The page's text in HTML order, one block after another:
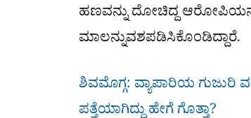
ಹಣವನ್ನು ದೋಚಿದ್ದ
ಮಾಲನ್ನುವಶಪಡಿಸಿಕೊಂಡಿದ್ದಾರೆ.
ಶಿವಮೊಗ್ಗ: ವ್ಯಾಪಾರಿಯ ಗುಜುರಿ
ಪತ್ತೆಯಾಗಿದ್ದು ಹೇಗೆ ಗೊತ್ತಾ?